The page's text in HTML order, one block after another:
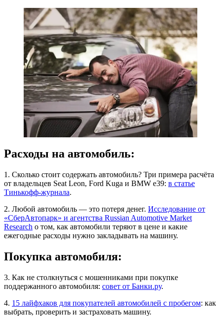
Расходы на автомобиль:
1. Сколько стоит содержать автомобиль? Три примера расчёта
от владельцев Seat Leon, Ford Kuga и BMW e39: в статье
Тинькофф-журнала.
2. Любой автомобиль — это потеря денег. Исследование от
«СберАвтопарк» и агентства Russian Automotive Market
Research о том, как автомобили теряют в цене и какие
ежегодные расходы нужно закладывать на машину.
Покупка автомобиля:
3. Как не столкнуться с мошенниками при покупке
поддержанного автомобиля: совет от Банки.ру.
4. 15 лайфхаков для покупателей автомобилей с пробегом: как
выбрать, проверить и застраховать машину.